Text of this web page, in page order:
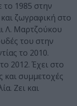
το 1985 στην
ζωγραφική στο
Λ. Μαρτζούκου
του στην
το 2010.
2012. Έχει στο
και συμμετοχές
Ζει και